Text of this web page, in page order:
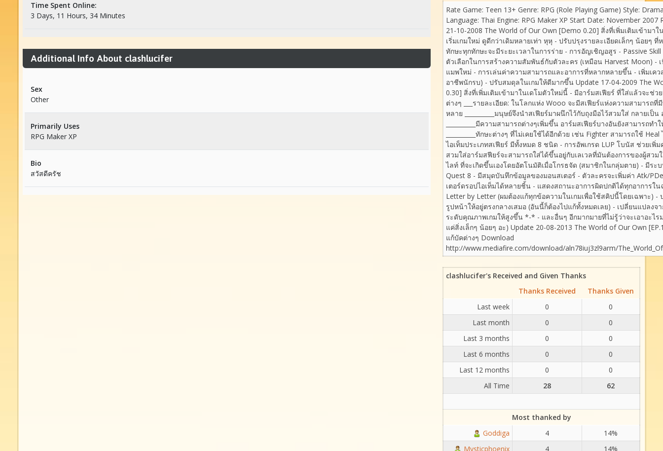
Time Spent Online:
3 Days, 11 Hours, 34 Minutes
Additional Info About clashlucifer
Sex
Other
Primarily Uses
RPG Maker XP
Bio
สวัสดีครัช
Rate Game: Teen 13+ Genre: RPG (Role Playing Game) Style:
Language: Thai Engine: RPG Maker XP Start Date: November 2007
21-10-2008 The World of Our Own [Demo 0.20] สิ่งที่เพิ่มเติมเข้ามา
เริ่มเกมใหม่ ดูดีกว่าเดิมหลายเท่า หุหุ - ปรับปรุงรายละเอียดเล็กๆ น้อยๆ
ทักษะทุกทักษะจะมีระยะเวลาในการร่าย - การอัญเชิญอสูร - Passive
ตัวเลือกในการสร้างความสัมพันธ์กับตัวละคร (เหมือน Harvest Moon) -
แมพใหม่ - การเล่นค่าความสามารถและอาการที่หลากหลายขึ้น - เพิ่มเคว
อาชีพนักรบ) - ปรับสมดุลในเกมให้ดีมากขึ้น Update 17-04-2009 The
0.30] สิ่งที่เพิ่มเติมเข้ามาในเดโมตัวใหม่นี้ - มีอาร์มสเฟียร์ ที่ใส่แล้วจะช่ว
ต่างๆ ___รายละเอียด: ในโลกแห่ง Wooo จะมีสเฟียร์แห่งความสามารถ
หลาย __________มนุษย์จึงนำสเฟียร์มาผนึกไว้กับถุงมือไว้สวมใส่ กลายเป็
__________มีความสามารถต่างๆเพิ่มขึ้น อาร์มสเฟียร์บางอันยังสามารถท
__________ทักษะต่างๆ ที่ไม่เคยใช้ได้อีกด้วย เช่น Fighter สามารถใช้
ไอเท็มประเภทสเฟียร์ มีทั้งหมด 8 ชนิด - การอัพเกรด LUP โบนัส ช่วยเพิ่
สวมใส่อาร์มสฟียร์จะสามารถใส่ได้ขึ้นอยู่กับเลเวลที่มันต้องการของผู้สวม
ไลท์ ที่จะเกิดขึ้นเองโดยอัตโนมัติเมื่อโกรธจัด (สมาชิกในกลุ่มตาย) - มีระ
Quest 8 - มีสมุดบันทึกข้อมูลของมอนสเตอร์ - ตัวละครจะเพิ่มค่า Atk/
เตอร์ดรอปไอเท็มได้หลายชิ้น - แสดงสถานะอาการผิดปกติได้ทุกอาการใ
Letter by Letter (ผมต้องแก้ทุกข้อความในเกมเพื่อใช้สคิปนี้โดยเฉพาะ)
รูปหน้าให้อยู่ตรงกลางเสมอ (อันนี้ก็ต้องไปแก้ทั้งหมดเลย) - เปลี่ยนแปลง
ระดับคุณภาพเกมให้สูงขึ้น *-* - และอื่นๆ อีกมากมายที่ไม่รู้ว่าจะเอาอะไ
แค่สิ่งเล็กๆ น้อยๆ อะ) Update 20-08-2013 The World of Our Own
แก้บัคต่างๆ Download
http://www.mediafire.com/download/aln78iuj3zl9arm/
clashlucifer's Received and Given Thanks
Thanks Received
Thanks Given
Last week
0
0
Last month
0
0
Last 3 months
0
0
Last 6 months
0
0
Last 12 months
0
0
All Time
28 62
Most thanked by
Goddiga
4
14%
Mysticphoenix
4
14%